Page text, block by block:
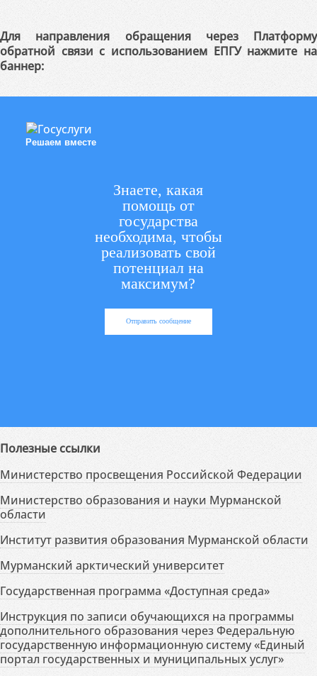
Для направления обращения через Платформу
обратной связи с использованием ЕПГУ нажмите на
баннер:
Решаем вместе
Знаете, какая
помощь от
государства
необходима, чтобы
реализовать свой
потенциал на
максимум?
Отправить сообщение
Полезные ссылки
Министерство просвещения Российской Федерации
Министерство образования и науки Мурманской
области
Институт развития образования Мурманской области
Мурманский арктический университет
Государственная программа «Доступная среда»
Инструкция по записи обучающихся на программы
дополнительного образования через Федеральную
государственную информационную систему «Единый
портал государственных и муниципальных услуг»